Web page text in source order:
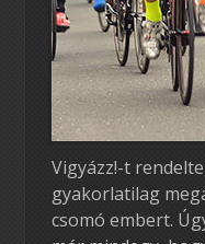
Vigyázz!-t
gyakorlatilag
csomó embert.